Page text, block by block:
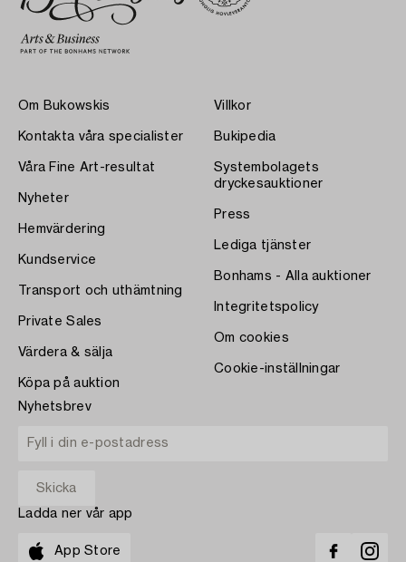
Om Bukowskis
Kontakta våra specialister
Våra Fine Art-resultat
Nyheter
Hemvärdering
Kundservice
Transport och uthämtning
Private Sales
Värdera & sälja
Köpa på auktion
Villkor
Bukipedia
Systembolagets
dryckesauktioner
Press
Lediga tjänster
Bonhams - Alla auktioner
Integritetspolicy
Om cookies
Cookie-inställningar
Nyhetsbrev
Ladda ner vår app
App Store